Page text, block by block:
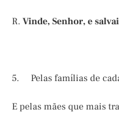
R. Vinde, Senhor, e
5. Pelas famílias de
E pelas mães que mais